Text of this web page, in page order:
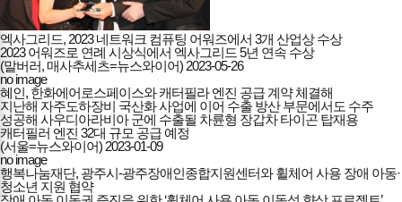
엑사그리드, 2023 네트워크 컴퓨팅 어워즈에서 3개 산업상 수상
2023 어워즈로 연례 시상식에서 엑사그리드 5년 연속 수상
(말버러, 매사추세츠=뉴스와이어) 2023-05-26
no image
혜인, 한화에어로스페이스와 캐터필라 엔진 공급 계약 체결해
지난해 자주도하장비 국산화 사업에 이어 수출 방산 부문에서도 수주
성공해 사우디아라비아 군에 수출될 차륜형 장갑차 타이곤 탑재용
캐터필러 엔진 32대 규모 공급 예정
(서울=뉴스와이어) 2023-01-09
no image
행복나눔재단, 광주시-광주장애인종합지원센터와 휠체어 사용 장애 아동·
청소년 지원 협약